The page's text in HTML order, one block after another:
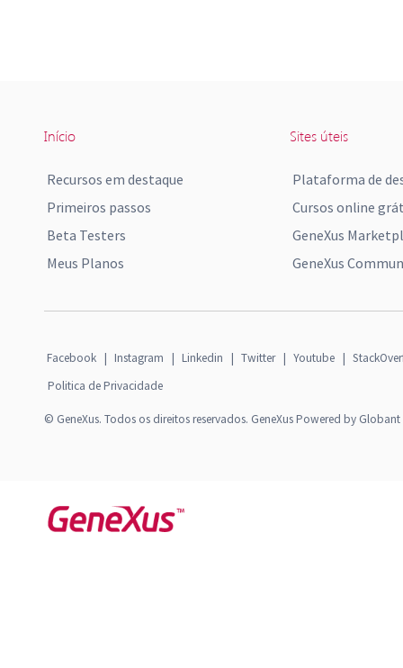
Início
Recursos em destaque
Primeiros passos
Beta Testers
Meus Planos
Sites úteis
Plataforma de
Cursos online
GeneXus
GeneXus
Facebook | Instagram | Linkedin | Twitter | Youtube |
Politica de Privacidade
© GeneXus. Todos os direitos reservados. GeneXus Powered by Globant